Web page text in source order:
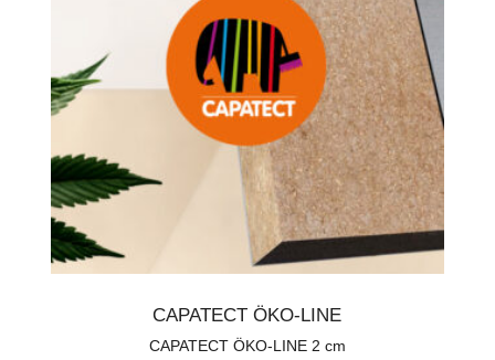
7.20 m²
Aufgrund des hohen Volumens müssen die
Transportkosten für Dämmmaterialien separat
angefragt werden und sind im Bestellpreis nicht
CAPATECT ÖKO-LINE
CAPATECT ÖKO-LINE 2 cm